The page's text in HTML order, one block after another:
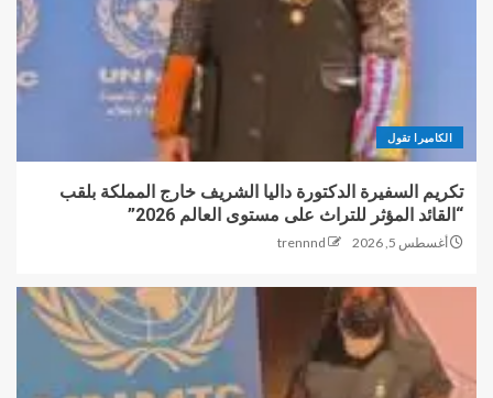
الكاميرا تقول
تكريم السفيرة الدكتورة داليا الشريف خارج المملكة بلقب
“القائد المؤثر للتراث على مستوى العالم 2026”
أغسطس 5, 2026 trennnd